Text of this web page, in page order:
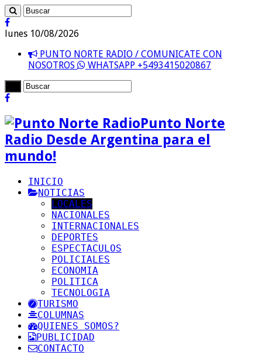
lunes 10/08/2026
PUNTO NORTE RADIO / COMUNICATE CON
NOSOTROS
WHATSAPP +5493415020867
Punto Norte
Radio Desde Argentina para el
mundo!
INICIO
NOTICIAS
LOCALES
NACIONALES
INTERNACIONALES
DEPORTES
ESPECTACULOS
POLICIALES
ECONOMIA
POLITICA
TECNOLOGIA
TURISMO
COLUMNAS
QUIENES SOMOS?
PUBLICIDAD
CONTACTO